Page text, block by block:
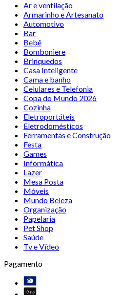
Ar e ventilação
Armarinho e Artesanato
Automotivo
Bar
Bebê
Bomboniere
Brinquedos
Casa Inteligente
Cama e banho
Celulares e Telefonia
Copa do Mundo 2026
Cozinha
Eletroportáteis
Eletrodomésticos
Ferramentas e Construção
Festa
Games
Informática
Lazer
Mesa Posta
Móveis
Mundo Beleza
Organização
Papelaria
Pet Shop
Saúde
Tv e Vídeo
Pagamento